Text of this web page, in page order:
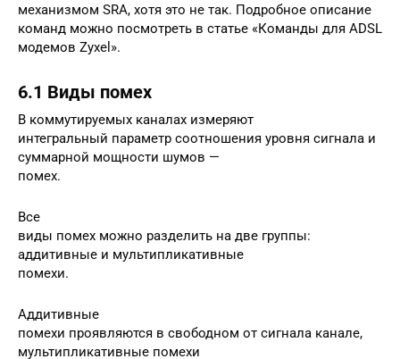
механизмом SRA, хотя это не так. Подробное описание
команд можно посмотреть в статье «Команды для ADSL
модемов Zyxel».
6.1 Виды помех
В коммутируемых каналах измеряют
интегральный параметр соотношения уровня сигнала и
суммарной мощности шумов —
помех.
Все
виды помех можно разделить на две группы:
аддитивные и мультипликативные
помехи.
Аддитивные
помехи проявляются в свободном от сигнала канале,
мультипликативные помехи